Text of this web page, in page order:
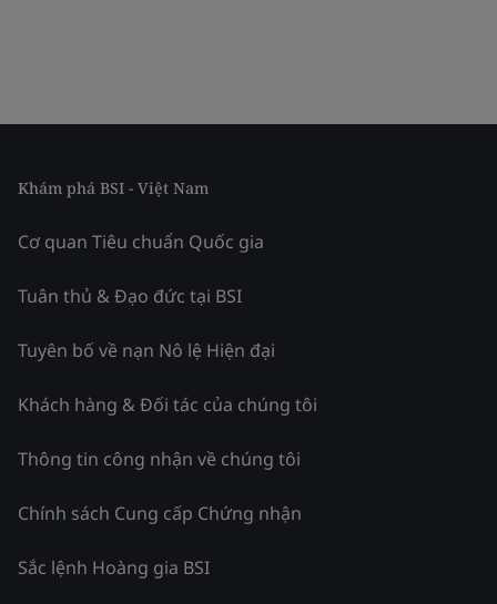
Khám phá BSI - Việt Nam
Cơ quan Tiêu chuẩn Quốc gia
Tuân thủ & Đạo đức tại BSI
Tuyên bố về nạn Nô lệ Hiện đại
Khách hàng & Đối tác của chúng tôi
Thông tin công nhận về chúng tôi
Chính sách Cung cấp Chứng nhận
Sắc lệnh Hoàng gia BSI